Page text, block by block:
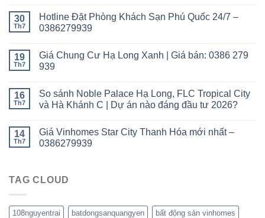
30
Th7
Hotline Đặt Phòng Khách Sạn Phú Quốc 24/7 –
0386279939
19
Th7
Giá Chung Cư Hạ Long Xanh | Giá bán: 0386 279
939
16
Th7
So sánh Noble Palace Hạ Long, FLC Tropical City
và Hà Khánh C | Dự án nào đáng đầu tư 2026?
14
Th7
Giá Vinhomes Star City Thanh Hóa mới nhất –
0386279939
TAG CLOUD
108nguyentrai batdongsanquangyen bất động sản vinhomes